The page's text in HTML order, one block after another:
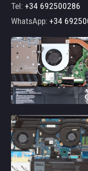
Tel:+34 692500286
WhatsApp:+34